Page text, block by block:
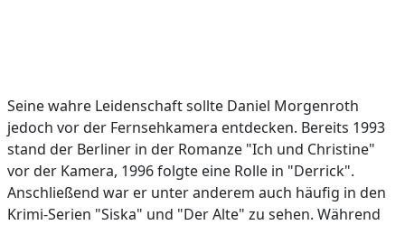
Seine wahre Leidenschaft sollte Daniel Morgenroth
jedoch vor der Fernsehkamera entdecken. Bereits 1993
stand der Berliner in der Romanze "Ich und Christine"
vor der Kamera, 1996 folgte eine Rolle in "Derrick".
Anschließend war er unter anderem auch häufig in den
Krimi-Serien "Siska" und "Der Alte" zu sehen. Während